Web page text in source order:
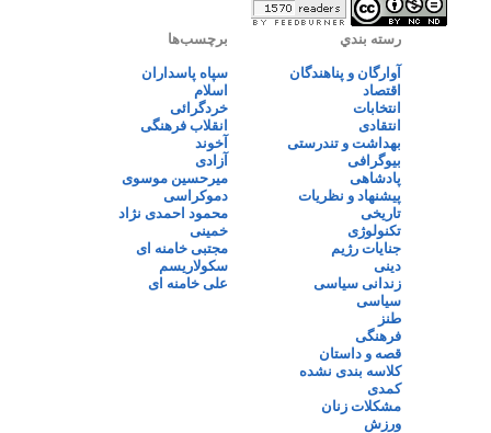
رسته بندي
آوارگان و پناهندگان
اقتصاد
انتخابات
انتقادی
بهداشت و تندرستی
بیوگرافی
پادشاهی
پیشنهاد و نظریات
تاریخی
تکنولوژی
جنایات رژیم
دینی
زندانی سیاسی
سیاسی
طنز
فرهنگی
قصه و داستان
کلاسه بندی نشده
کمدی
مشکلات زنان
ورزش
برچسب‌ها
سپاه پاسداران
اسلام
خردگرائی
انقلاب فرهنگی
آخوند
آزادی
میرحسین موسوی
دموکراسی
محمود احمدی نژاد
خمینی
مجتبی خامنه ای
سکولاریسم
علی خامنه ای